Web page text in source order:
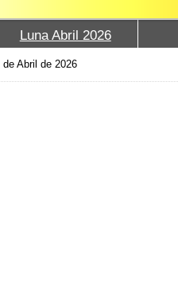
Luna Abril 2026
Abril de 2026